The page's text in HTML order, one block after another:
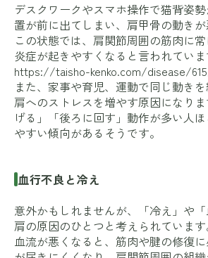
デスクワークやスマホ操作で猫背姿
置が前に出てしまい、肩甲骨の動きが
この状態では、肩関節周囲の筋肉に常
炎症が起きやすくなると言われていま
https://taisho-kenko.com/disease/
また、家事や育児、運動で同じ動きを
肩へのストレスを増やす原因になり
げる」「後ろに回す」動作が多い人
やすい傾向があるそうです。
血行不良と冷え
意外かもしれませんが、「冷え」や
肩の原因のひとつと考えられています
血流が悪くなると、筋肉や腱の修復